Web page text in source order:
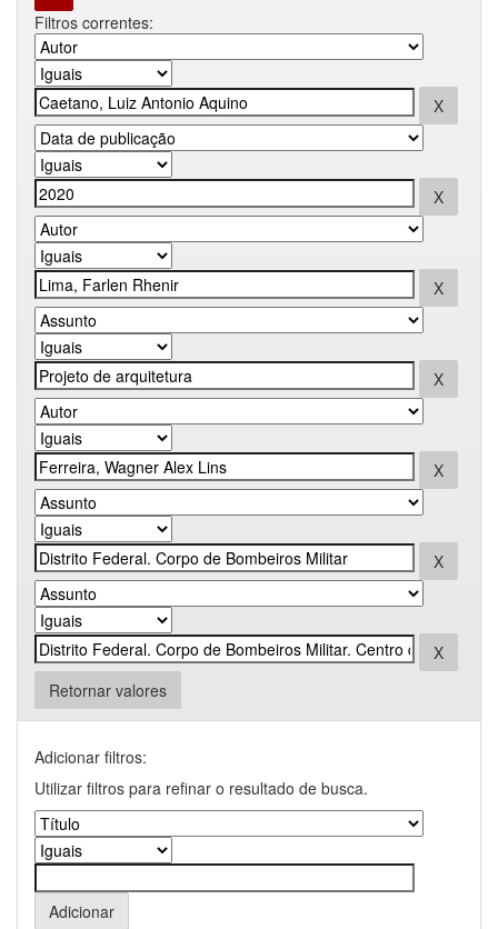
Filtros correntes:
Retornar valores
Adicionar filtros:
Utilizar filtros para refinar o resultado de busca.